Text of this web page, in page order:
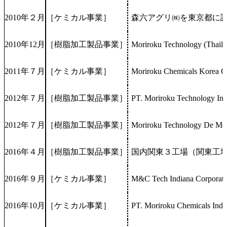
2010年２月 ［ケミカル事業］ 森六アグリ㈱を東京都に
2010年12月 ［樹脂加工製品事業］ Moriroku Technology
2011年７月 ［ケミカル事業］ Moriroku Chemicals Korea
2012年７月 ［樹脂加工製品事業］ PT. Moriroku Technology
2012年７月 ［樹脂加工製品事業］ Moriroku Technology De
2016年４月 ［樹脂加工製品事業］ 国内関東３工場（関東工
2016年９月 ［ケミカル事業］ M&C Tech Indiana
2016年10月 ［ケミカル事業］ PT. Moriroku Chemicals